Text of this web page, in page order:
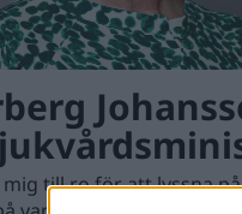
till ro för att lyssna